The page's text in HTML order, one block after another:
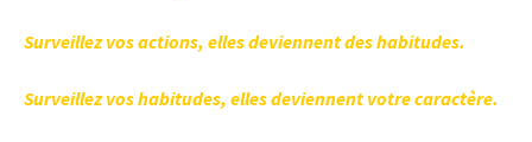
Surveillez vos actions, elles deviennent des habitudes.
Surveillez vos habitudes, elles deviennent votre caractère.